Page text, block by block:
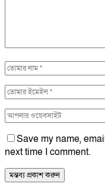
Save my name,
next time I comment.